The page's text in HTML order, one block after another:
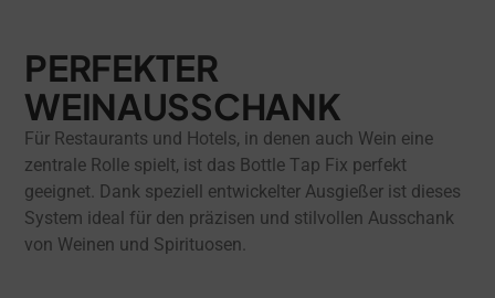
PERFEKTER
WEINAUSSCHANK
Für Restaurants und Hotels, in denen auch Wein eine
zentrale Rolle spielt, ist das Bottle Tap Fix perfekt
geeignet. Dank speziell entwickelter Ausgießer ist dieses
System ideal für den präzisen und stilvollen Ausschank
von Weinen und Spirituosen.